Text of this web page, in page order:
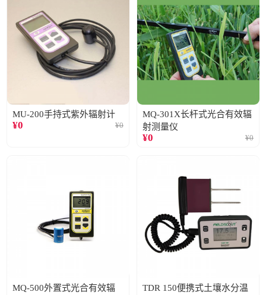
MU-200手持式紫外辐射计
¥0 ¥0
MQ-301X长杆式光合有效辐
射测量仪
¥0 ¥0
MQ-500外置式光合有效辐
TDR 150便携式土壤水分温